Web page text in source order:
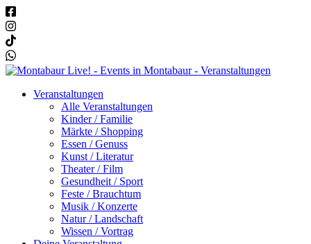
Veranstaltungen
Alle Veranstaltungen
Kinder / Familie
Märkte / Shopping
Essen / Genuss
Kunst / Literatur
Theater / Film
Gesundheit / Sport
Feste / Brauchtum
Musik / Konzerte
Natur / Landschaft
Wissen / Vortrag